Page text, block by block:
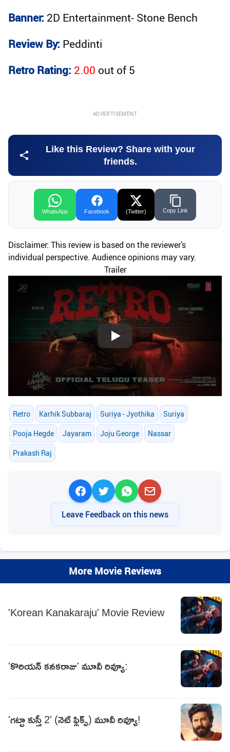
Banner: 2D Entertainment- Stone Bench
Review By: Peddinti
Retro Rating: 2.00 out of5
ADVERTISEMENT
Like this Review? Share with your
friends.
WhatsApp Facebook (Twitter) Copy Link
Disclaimer: This review is based on the reviewer’s
individual perspective. Audience opinions may vary.
Trailer
Play
Retro Karhik Subbaraj Suriya - Jyothika Suriya
Pooja Hegde Jayaram Joju George Nassar
Prakash Raj
Leave Feedback on this news
More Movie Reviews
'Korean Kanakaraju' Movie Review
'కొరియన్‌ కనకరాజు' మూవీ రివ్యూ:
'గట్టా కుస్తీ 2' (నెట్ ఫ్లిక్స్) మూవీ రివ్యూ!